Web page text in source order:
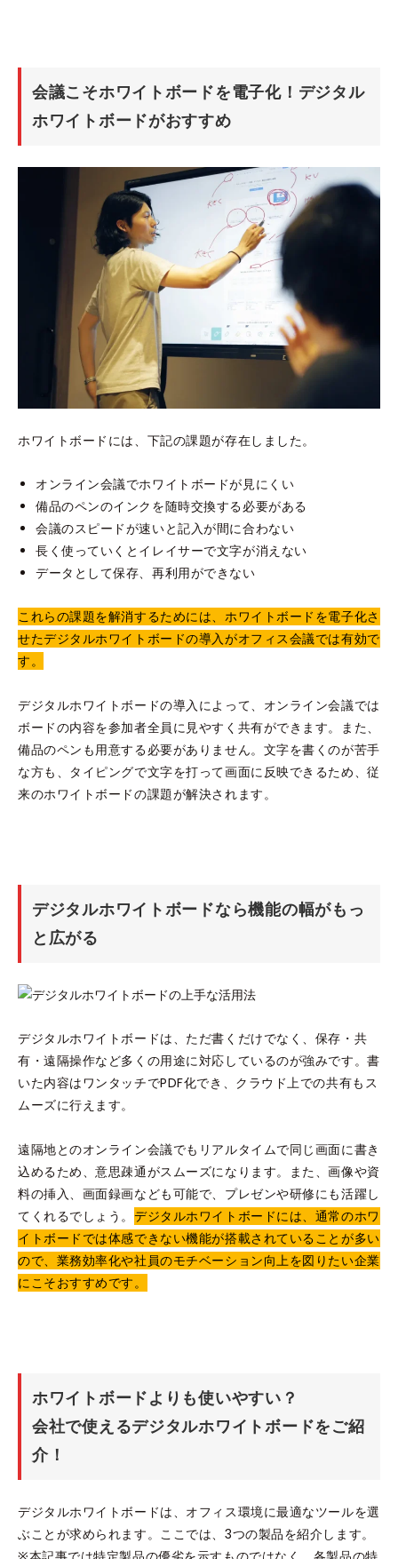
会議こそホワイトボードを電子化！デジタル
ホワイトボードがおすすめ
ホワイトボードには、下記の課題が存在しました。
オンライン会議でホワイトボードが見にくい
備品のペンのインクを随時交換する必要がある
会議のスピードが速いと記入が間に合わない
長く使っていくとイレイサーで文字が消えない
データとして保存、再利用ができない
これらの課題を解消するためには、ホワイトボードを電子化さ
せたデジタルホワイトボードの導入がオフィス会議では有効で
す。
デジタルホワイトボードの導入によって、オンライン会議では
ボードの内容を参加者全員に見やすく共有ができます。また、
備品のペンも用意する必要がありません。文字を書くのが苦手
な方も、タイピングで文字を打って画面に反映できるため、従
来のホワイトボードの課題が解決されます。
デジタルホワイトボードなら機能の幅がもっ
と広がる
デジタルホワイトボードは、ただ書くだけでなく、保存・共
有・遠隔操作など多くの用途に対応しているのが強みです。書
いた内容はワンタッチでPDF化でき、クラウド上での共有もス
ムーズに行えます。
遠隔地とのオンライン会議でもリアルタイムで同じ画面に書き
込めるため、意思疎通がスムーズになります。また、画像や資
料の挿入、画面録画なども可能で、プレゼンや研修にも活躍し
てくれるでしょう。デジタルホワイトボードには、通常のホワ
イトボードでは体感できない機能が搭載されていることが多い
ので、業務効率化や社員のモチベーション向上を図りたい企業
にこそおすすめです。
ホワイトボードよりも使いやすい？
会社で使えるデジタルホワイトボードをご紹
介！
デジタルホワイトボードは、オフィス環境に最適なツールを選
ぶことが求められます。ここでは、3つの製品を紹介します。